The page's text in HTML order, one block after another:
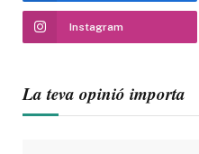
Instagram
La teva opinió importa